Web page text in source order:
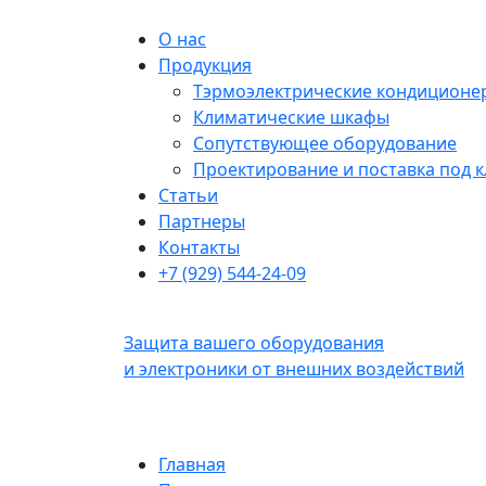
О нас
Продукция
Тэрмоэлектрические
Климатические шкафы
Сопутствующее оборудование
Проектирование и поставка под
Статьи
Партнеры
Контакты
+7 (929) 544-24-09
Защита вашего оборудования
и электроники от внешних воздействий
Главная